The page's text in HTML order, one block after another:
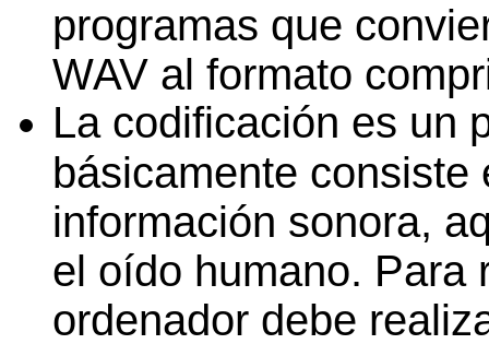
programas que
WAV al formato
La codificación es un
básicamente consiste
información sonora,
el oído humano. Para
ordenador debe